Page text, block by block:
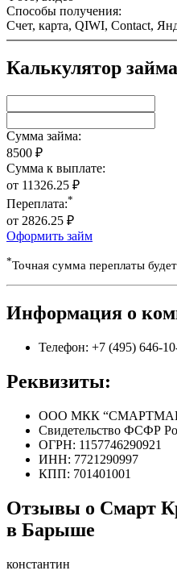
Способы получения:
Счет, карта, QIWI, Contact,
Калькулятор
Сумма займа:
8500 ₽
Сумма к выплате:
от 11326.25 ₽
Переплата:*
от 2826.25 ₽
Оформить займ
*Точная сумма переплаты
Информация о
Телефон: +7 (495) 646-
Реквизиты:
ООО МКК
Свидетельство ФСФР
ОГРН: 1157746290921
ИНН: 7721290997
КПП: 701401001
Отзывы о Смарт
в Барыше
константин